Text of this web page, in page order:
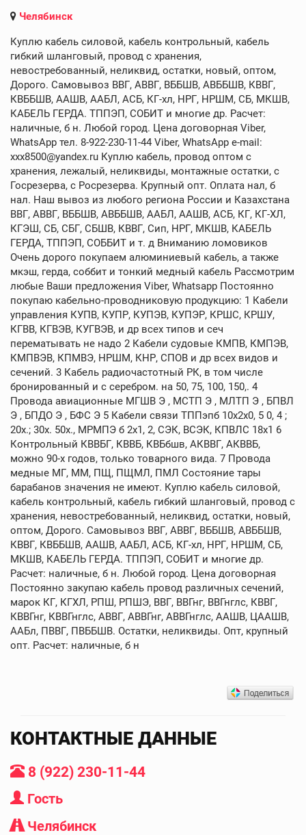
Челябинск
Куплю кабель силовой, кабель контрольный, кабель
гибкий шланговый, провод с хранения,
невостребованный, неликвид, остатки, новый, оптом,
Дорого. Самовывоз ВВГ, АВВГ, ВББШВ, АВББШВ, КВВГ,
КВББШВ, ААШВ, ААБЛ, АСБ, КГ-хл, НРГ, НРШМ, СБ, МКШВ,
КАБЕЛЬ ГЕРДА. ТППЭП, СОБИТ и многие др. Расчет:
наличные, б н. Любой город. Цена договорная Viber,
WhatsApp тел. 8-922-230-11-44 Viber, WhatsApp e-mail:
xxx8500@yandex.ru Куплю кабель, провод оптом с
хранения, лежалый, неликвиды, монтажные остатки, с
Госрезерва, с Росрезерва. Крупный опт. Оплата нал, б
нал. Наш вывоз из любого региона России и Казахстана
ВВГ, АВВГ, ВББШВ, АВББШВ, ААБЛ, ААШВ, АСБ, КГ, КГ-ХЛ,
КГЭШ, СБ, СБГ, СБШВ, КВВГ, Сип, НРГ, МКШВ, КАБЕЛЬ
ГЕРДА, ТППЭП, СОББИТ и т. д Вниманию ломовиков
Очень дорого покупаем алюминиевый кабель, а также
мкэш, герда, соббит и тонкий медный кабель Рассмотрим
любые Ваши предложения Viber, Whatsapp Постоянно
покупаю кабельно-проводниковую продукцию: 1 Кабели
управления КУПВ, КУПР, КУПЭВ, КУПЭР, КРШС, КРШУ,
КГВВ, КГВЭВ, КУГВЭВ, и др всех типов и сеч
перематывать не надо 2 Кабели судовые КМПВ, КМПЭВ,
КМПВЭВ, КПМВЭ, НРШМ, КНР, СПОВ и др всех видов и
сечений. 3 Кабель радиочастотный РК, в том числе
бронированный и с серебром. на 50, 75, 100, 150,. 4
Провода авиационные МГШВ Э , МСТП Э , МЛТП Э , БПВЛ
Э , БПДО Э , БФС Э 5 Кабели связи ТППэпб 10х2х0, 5 0, 4 ;
20х.; 30х. 50х., МРМПЭ б 2х1, 2, СЭК, ВСЭК, КПВЛС 18х1 6
Контрольный КВВБГ, КВВБ, КВБбшв, АКВВГ, АКВВБ,
можно 90-х годов, только товарного вида. 7 Провода
медные МГ, ММ, ПЩ, ПЩМЛ, ПМЛ Состояние тары
барабанов значения не имеют. Куплю кабель силовой,
кабель контрольный, кабель гибкий шланговый, провод с
хранения, невостребованный, неликвид, остатки, новый,
оптом, Дорого. Самовывоз ВВГ, АВВГ, ВББШВ, АВББШВ,
КВВГ, КВББШВ, ААШВ, ААБЛ, АСБ, КГ-хл, НРГ, НРШМ, СБ,
МКШВ, КАБЕЛЬ ГЕРДА. ТППЭП, СОБИТ и многие др.
Расчет: наличные, б н. Любой город. Цена договорная
Постоянно закупаю кабель провод различных сечений,
марок КГ, КГХЛ, РПШ, РПШЭ, ВВГ, ВВГнг, ВВГнглс, КВВГ,
КВВГнг, КВВГнглс, АВВГ, АВВГнг, АВВГнглс, ААШВ, ЦААШВ,
ААБл, ПВВГ, ПВББШВ. Остатки, неликвиды. Опт, крупный
опт. Расчет: наличные, б н
КОНТАКТНЫЕ ДАННЫЕ
8 (922) 230-11-44
Гость
Челябинск